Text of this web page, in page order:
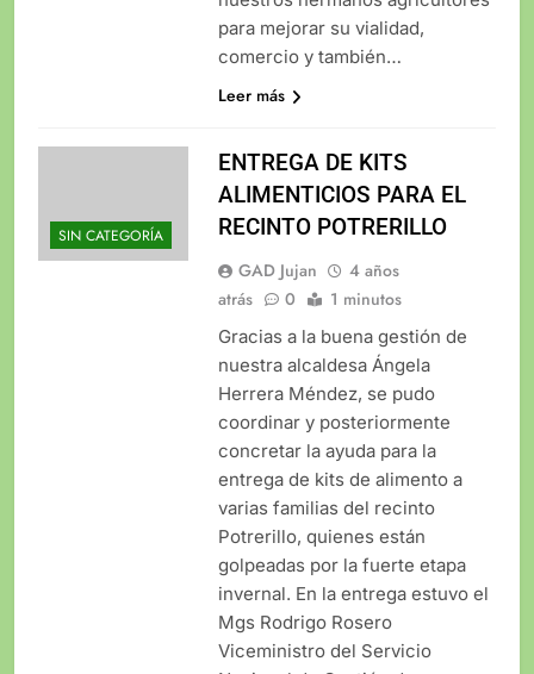
para mejorar su vialidad,
comercio y también…
Leer más
SIN CATEGORÍA
ENTREGA DE KITS
ALIMENTICIOS PARA EL
RECINTO POTRERILLO
GAD Jujan
4 años
atrás
0 1 minutos
Gracias a la buena gestión de
nuestra alcaldesa Ángela
Herrera Méndez, se pudo
coordinar y posteriormente
concretar la ayuda para la
entrega de kits de alimento a
varias familias del recinto
Potrerillo, quienes están
golpeadas por la fuerte etapa
invernal. En la entrega estuvo el
Mgs Rodrigo Rosero
Viceministro del Servicio